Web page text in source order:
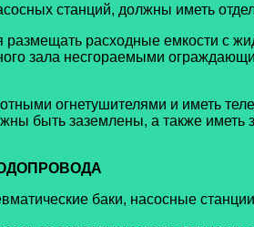
станций, должны иметь
расходные емкости с
зала несгораемыми
огнетушителями и иметь
быть заземлены, а также иметь
баки, насосные